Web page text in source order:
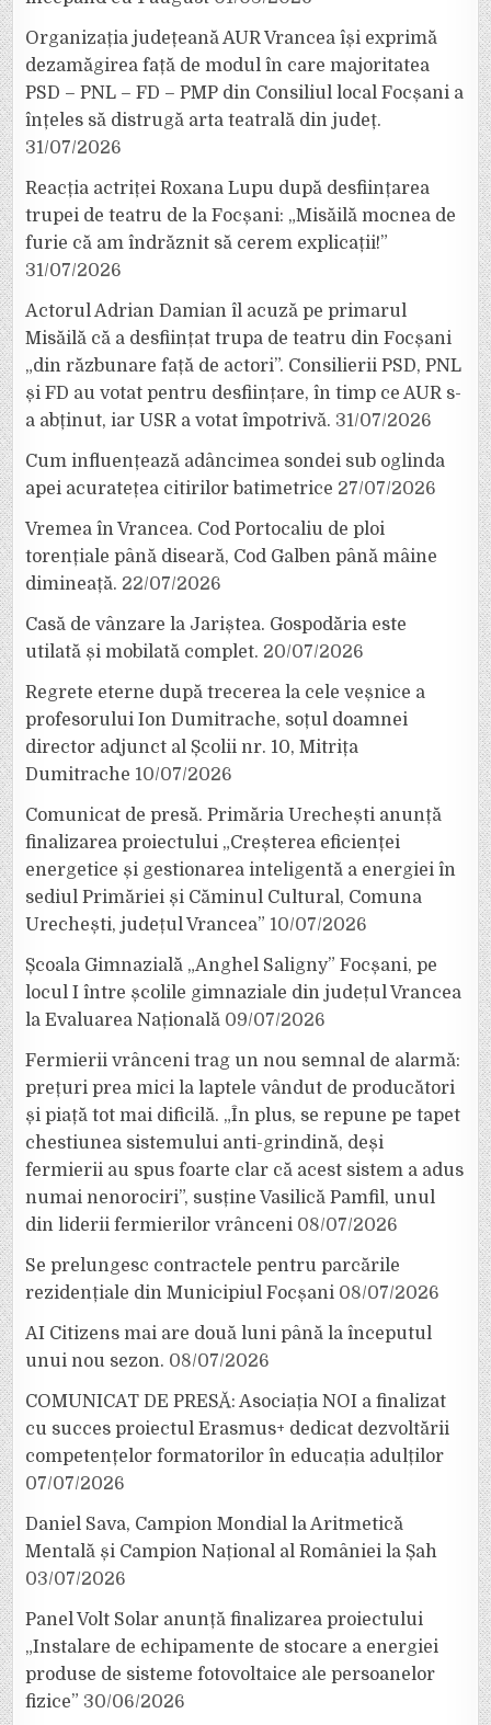
Organizația județeană AUR Vrancea își exprimă
dezamăgirea față de modul în care majoritatea
PSD – PNL – FD – PMP din Consiliul local Focșani a
înțeles să distrugă arta teatrală din județ.
31/07/2026
Reacția actriței Roxana Lupu după desființarea
trupei de teatru de la Focșani: „Misăilă mocnea de
furie că am îndrăznit să cerem explicații!”
31/07/2026
Actorul Adrian Damian îl acuză pe primarul
Misăilă că a desființat trupa de teatru din Focșani
„din răzbunare față de actori”. Consilierii PSD, PNL
și FD au votat pentru desființare, în timp ce AUR s-
a abținut, iar USR a votat împotrivă. 31/07/2026
Cum influențează adâncimea sondei sub oglinda
apei acuratețea citirilor batimetrice 27/07/2026
Vremea în Vrancea. Cod Portocaliu de ploi
torențiale până diseară, Cod Galben până mâine
dimineață. 22/07/2026
Casă de vânzare la Jariștea. Gospodăria este
utilată și mobilată complet. 20/07/2026
Regrete eterne după trecerea la cele veșnice a
profesorului Ion Dumitrache, soțul doamnei
director adjunct al Școlii nr. 10, Mitrița
Dumitrache 10/07/2026
Comunicat de presă. Primăria Urechești anunță
finalizarea proiectului „Creșterea eficienței
energetice și gestionarea inteligentă a energiei în
sediul Primăriei și Căminul Cultural, Comuna
Urechești, județul Vrancea” 10/07/2026
Școala Gimnazială „Anghel Saligny” Focșani, pe
locul I între școlile gimnaziale din județul Vrancea
la Evaluarea Națională 09/07/2026
Fermierii vrânceni trag un nou semnal de alarmă:
prețuri prea mici la laptele vândut de producători
și piață tot mai dificilă. „În plus, se repune pe tapet
chestiunea sistemului anti-grindină, deși
fermierii au spus foarte clar că acest sistem a adus
numai nenorociri”, susține Vasilică Pamfil, unul
din liderii fermierilor vrânceni 08/07/2026
Se prelungesc contractele pentru parcările
rezidențiale din Municipiul Focșani 08/07/2026
AI Citizens mai are două luni până la începutul
unui nou sezon. 08/07/2026
COMUNICAT DE PRESĂ: Asociația NOI a finalizat
cu succes proiectul Erasmus+ dedicat dezvoltării
competențelor formatorilor în educația adulților
07/07/2026
Daniel Sava, Campion Mondial la Aritmetică
Mentală și Campion Național al României la Șah
03/07/2026
Panel Volt Solar anunță finalizarea proiectului
„Instalare de echipamente de stocare a energiei
produse de sisteme fotovoltaice ale persoanelor
fizice” 30/06/2026